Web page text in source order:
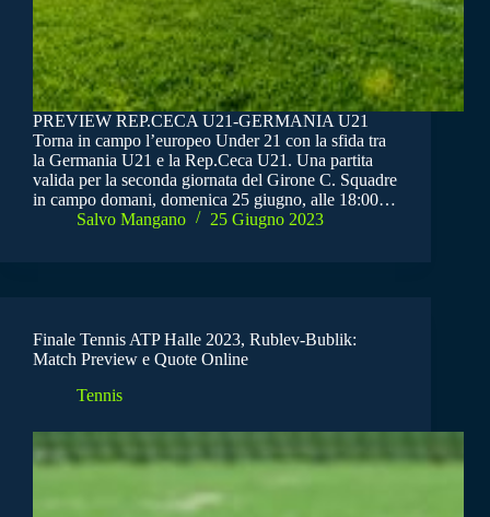
PREVIEW REP.CECA U21-GERMANIA U21
Torna in campo l’europeo Under 21 con la sfida tra
la Germania U21 e la Rep.Ceca U21. Una partita
valida per la seconda giornata del Girone C. Squadre
in campo domani, domenica 25 giugno, alle 18:00…
Salvo Mangano
25 Giugno 2023
Finale Tennis ATP Halle 2023, Rublev-Bublik:
Match Preview e Quote Online
Tennis